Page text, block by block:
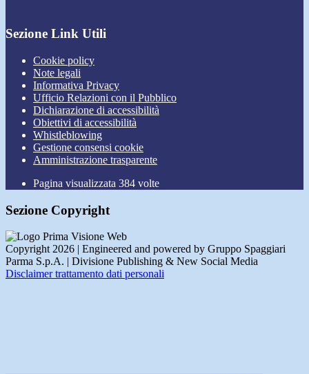
Sezione Link Utili
Cookie policy
Note legali
Informativa Privacy
Ufficio Relazioni con il Pubblico
Dichiarazione di accessibilità
Obiettivi di accessibilità
Whistleblowing
Gestione consensi cookie
Amministrazione trasparente
Pagina visualizzata 384 volte
Sezione Copyright
Copyright 2026 | Engineered and powered by Gruppo Spaggiari
Parma S.p.A. | Divisione Publishing & New Social Media
Disclaimer trattamento dati personali